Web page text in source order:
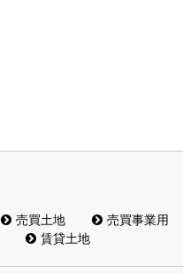
売買土地 売買事業用
賃貸土地